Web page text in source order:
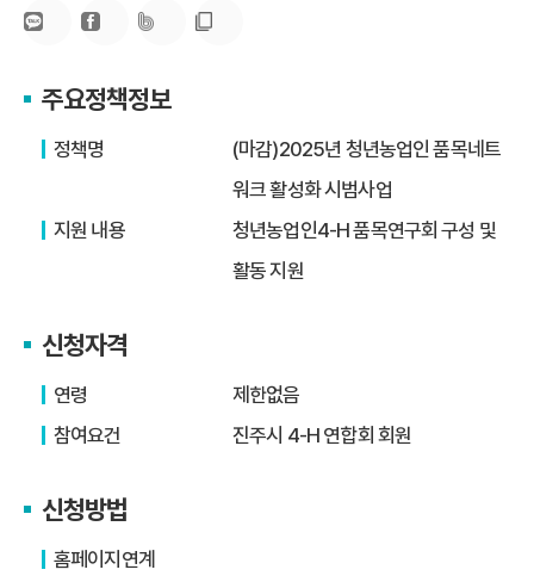
주요정책정보
정책명
(마감)2025년 청년농업인 품목네트
워크 활성화 시범사업
지원 내용
청년농업인4-H 품목연구회 구성 및
활동 지원
신청자격
연령
제한없음
참여요건
진주시 4-H 연합회 회원
신청방법
홈페이지연계